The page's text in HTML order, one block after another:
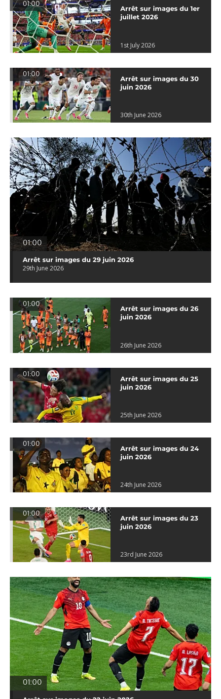
01:00
Arrêt sur images du 1er
juillet 2026
1st July 2026
01:00
Arrêt sur images du 30
juin 2026
30th June 2026
01:00
Arrêt sur images du 29 juin 2026
29th June 2026
01:00
Arrêt sur images du 26
juin 2026
26th June 2026
01:00
Arrêt sur images du 25
juin 2026
25th June 2026
01:00
Arrêt sur images du 24
juin 2026
24th June 2026
01:00
Arrêt sur images du 23
juin 2026
23rd June 2026
01:00